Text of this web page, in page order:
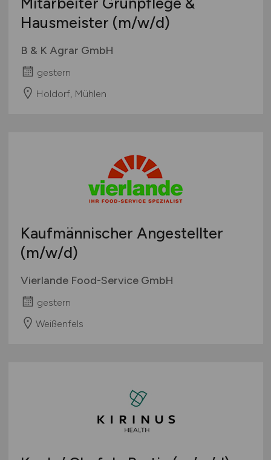
Hausmeister (m/w/d)
B & K Agrar GmbH
gestern
Holdorf, Mühlen
Kaufmännischer Angestellter
(m/w/d)
Vierlande Food-Service GmbH
gestern
Weißenfels